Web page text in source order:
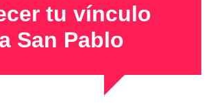
tu vínculo
San Pablo